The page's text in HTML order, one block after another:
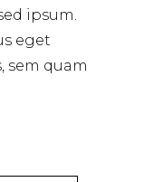
ipsum.
eget
sem quam